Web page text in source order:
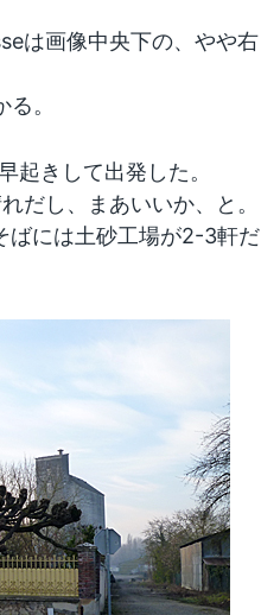
は画像中央下の、やや右
。
起きして出発した。
だし、まあいいか、と。
ばには土砂工場が2-3軒だ